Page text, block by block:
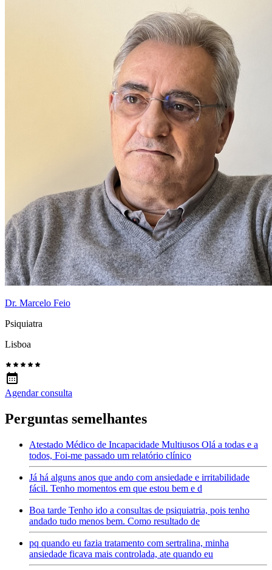
Dr. Marcelo Feio
Psiquiatra
Lisboa
Agendar consulta
Perguntas semelhantes
Atestado Médico de Incapacidade Multiusos Olá a todas e a
todos, Foi-me passado um relatório clínico
Já há alguns anos que ando com ansiedade e irritabilidade
fácil. Tenho momentos em que estou bem e d
Boa tarde Tenho ido a consultas de psiquiatria, pois tenho
andado tudo menos bem. Como resultado de
pq quando eu fazia tratamento com sertralina, minha
ansiedade ficava mais controlada, ate quando eu